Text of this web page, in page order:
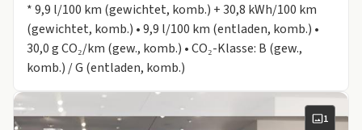
* 9,9 l/100 km (gewichtet, komb.) + 30,8 kWh/100 km
(gewichtet, komb.) • 9,9 l/100 km (entladen, komb.) •
30,0 g CO₂/km (gew., komb.) • CO₂-Klasse: B (gew.,
komb.) / G (entladen, komb.)
1